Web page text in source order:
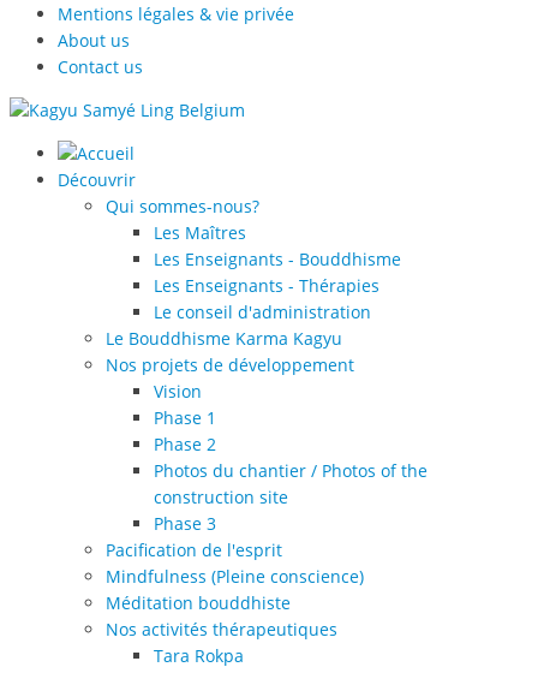
Mentions légales & vie privée
About us
Contact us
Découvrir
Qui sommes-nous?
Les Maîtres
Les Enseignants - Bouddhisme
Les Enseignants - Thérapies
Le conseil d'administration
Le Bouddhisme Karma Kagyu
Nos projets de développement
Vision
Phase 1
Phase 2
Photos du chantier / Photos of the
construction site
Phase 3
Pacification de l'esprit
Mindfulness (Pleine conscience)
Méditation bouddhiste
Nos activités thérapeutiques
Tara Rokpa